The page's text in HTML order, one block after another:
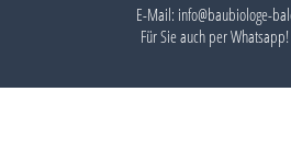
E-Mail: info@baubiologe-
Für Sie auch perWhatsapp!